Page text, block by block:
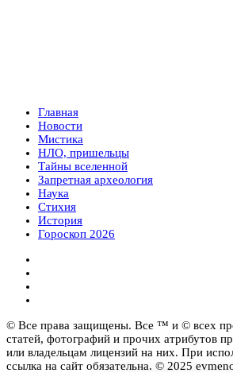
Главная
Новости
Мистика
НЛО, пришельцы
Тайны вселенной
Запретная археология
Наука
Стихия
История
Гороскоп 2026
© Все права защищены. Все ™ и © всех
статей, фотографий и прочих атрибутов
или владельцам лицензий на них. При
ссылка на сайт обязательна. © 2025